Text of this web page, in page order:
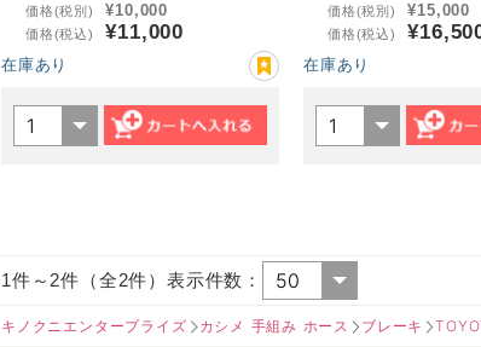
価格(税別) ¥10,000
価格(税込) ¥11,000
在庫あり
価格(税別) ¥15,000
価格(税込)
在庫あり
1件～2件（全2件）表示件数：
キノクニエンタープライズ カシメ 手組み ホース ブレーキ